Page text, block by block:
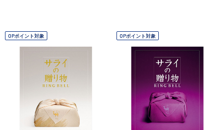
OPポイント対象 OPポイント対象